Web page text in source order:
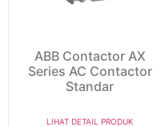
ABB Contactor AX
Series AC Contactor
Standar
LIHAT DETAIL PRODUK